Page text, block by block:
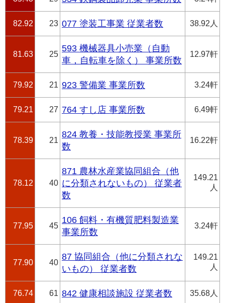
82.92 23 077 塗装工事業 従業者数 38.92人
81.63 25
593 機械器具小売業（自動
車，自転車を除く） 事業所数
12.97軒
79.92 21 923 警備業 事業所数 3.24軒
79.21 27 764 すし店 事業所数 6.49軒
78.39 21
824 教養・技能教授業 事業所
数
16.22軒
78.12 40
871 農林水産業協同組合（他
に分類されないもの） 従業者
数
149.21
人
77.95 45
106 飼料・有機質肥料製造業
事業所数
3.24軒
77.90 40
87 協同組合（他に分類されな
いもの） 従業者数
149.21
人
76.74 61 842 健康相談施設 従業者数 35.68人